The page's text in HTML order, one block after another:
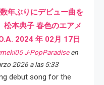
数年ぶりにデビュー曲を
松本典子 春色のエアメ
2024 年 02月 17日
J-PopParadiseen
2026 a las 5:33
debut song for the